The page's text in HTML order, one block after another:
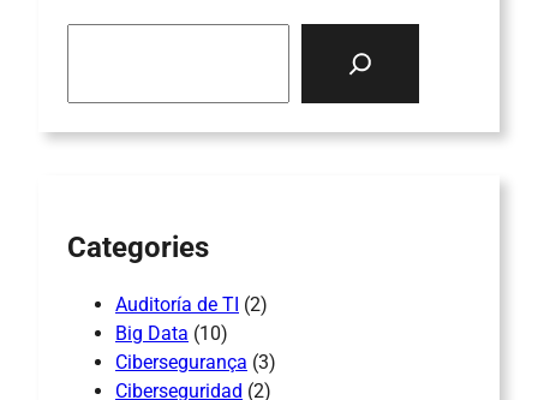
Categories
Auditoría de TI (2)
Big Data (10)
Cibersegurança (3)
Ciberseguridad (2)